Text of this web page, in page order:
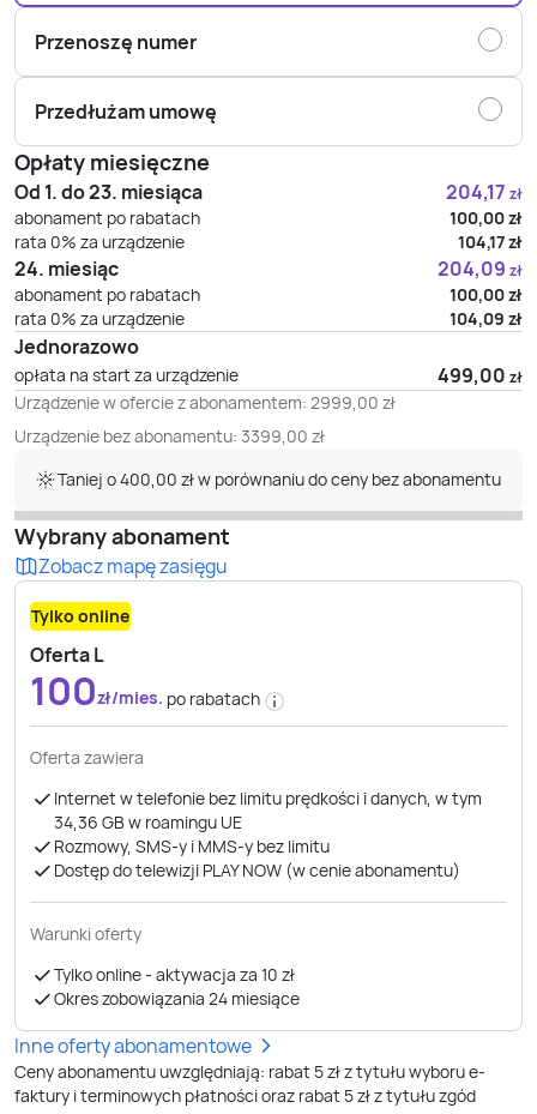
Przenoszę numer
Przedłużam umowę
Opłaty miesięczne
Od 1. do 23. miesiąca 204,17 zł
abonament po rabatach 100,00zł
rata 0% za urządzenie
104,17zł
24. miesiąc 204,09 zł
abonament po rabatach 100,00zł
rata 0% za urządzenie
104,09 zł
Jednorazowo
opłata na start za urządzenie 499,00 zł
Urządzenie w ofercie z abonamentem: 2999,00 zł
Urządzenie bez abonamentu: 3399,00 zł
Taniej o 400,00 zł w porównaniu do ceny bez abonamentu
Wybrany abonament
Zobacz mapę zasięgu
Tylko online
Oferta L
100zł/mies. po rabatach
Oferta zawiera
Internet w telefonie bez limitu prędkości i danych, w tym
34,36 GB ​​​​​​​w roamingu UE
Rozmowy, SMS-y i MMS-y bez limitu
Dostęp do telewizji PLAY NOW (w cenie abonamentu)
Warunki oferty
Tylko online - aktywacja za 10 zł
Okres zobowiązania 24 miesiące
Inne oferty abonamentowe
Ceny abonamentu uwzględniają: rabat 5 zł z tytułu wyboru e-
faktury i terminowych płatności oraz rabat 5 zł z tytułu zgód